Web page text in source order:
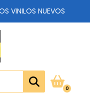
VINILOS NUEVOS
0